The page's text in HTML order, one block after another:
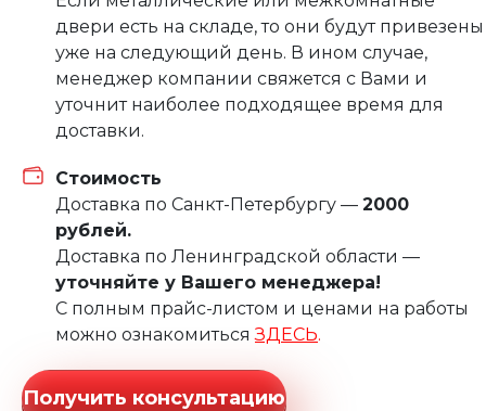
двери есть на складе, то они будут привезены
уже на следующий день. В ином случае,
менеджер компании свяжется с Вами и
уточнит наиболее подходящее время для
доставки.
Стоимость
Доставка по Санкт-Петербургу — 2000
рублей.
Доставка по Ленинградской области —
уточняйте у Вашего менеджера!
С полным прайс-листом и ценами на работы
можно ознакомитьсяЗДЕСЬ.
Получить консультацию